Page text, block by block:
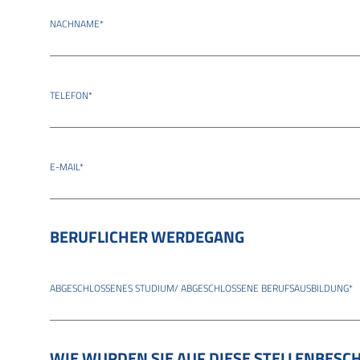
NACHNAME*
TELEFON*
E-MAIL*
BERUFLICHER WERDEGANG
ABGESCHLOSSENES STUDIUM/ ABGESCHLOSSENE BERUFSAUSBILDUNG*